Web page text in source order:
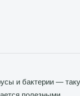
и бактерии —